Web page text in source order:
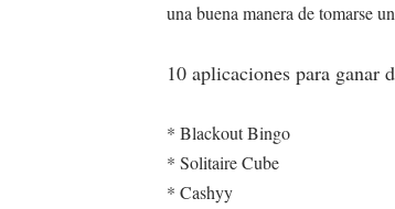
una buena manera de tomarse
10 aplicaciones para ganar
* Blackout Bingo
* Solitaire Cube
* Cashyy